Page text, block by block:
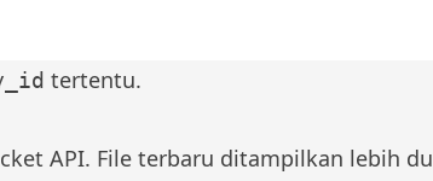
tertentu.
API. File terbaru ditampilkan lebih